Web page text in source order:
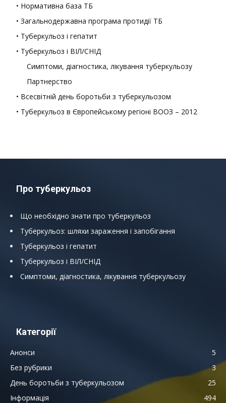
• Нормативна база ТБ
• Загальнодержавна програма протидії ТБ
• Туберкульоз і гепатит
• Туберкульоз і ВІЛ/СНІД
Симптоми, діагностика, лікування туберкульозу
Партнерство
• Всесвітній день боротьби з туберкульозом
• Туберкульоз в Європейському регіоні ВООЗ – 2012
Про туберкульоз
Що необхідно знати про туберкульоз
Туберкульоз: шляхи зараження і запобігання
Туберкульоз і гепатит
Туберкульоз і ВІЛ/СНІД
Симптоми, діагностика, лікування туберкульозу
Категорії
Анонси
5
Без рубрики
3
День боротьби з туберкульозом
25
Інформація
494